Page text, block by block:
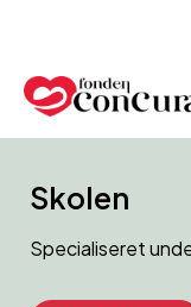
Skolen
Specialiseret